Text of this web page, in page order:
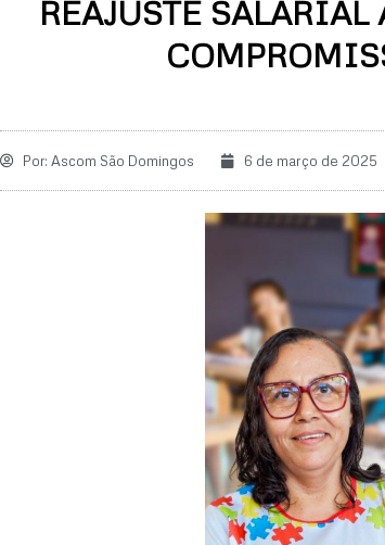
REAJUSTE
Por: Ascom São Domingos 6 de março de 2025